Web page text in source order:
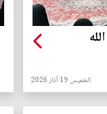
الخميس 19 آذار 2026